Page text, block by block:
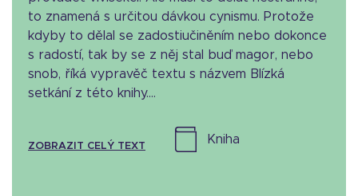
to znamená s určitou dávkou cynismu. Protože
kdyby to dělal se zadostiučiněním nebo dokonce
s radostí, tak by se z něj stal buď magor, nebo
snob, říká vypravěč textu s názvem Blízká
setkání z této knihy....
ZOBRAZIT CELÝ TEXT
kniha